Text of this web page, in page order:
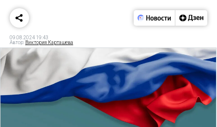
09.08.2024 19:43
Автор: Виктория Карташева